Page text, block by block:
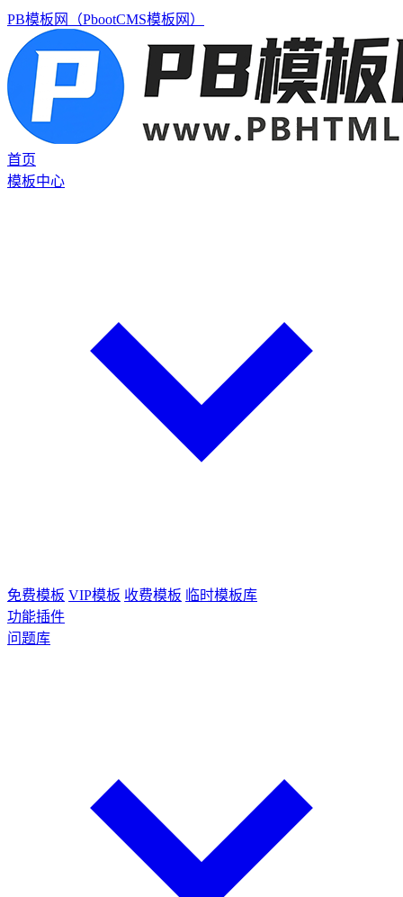
PB模板网（PbootCMS模板网）
首页
模板中心
免费模板 VIP模板 收费模板 临时模板库
功能插件
问题库